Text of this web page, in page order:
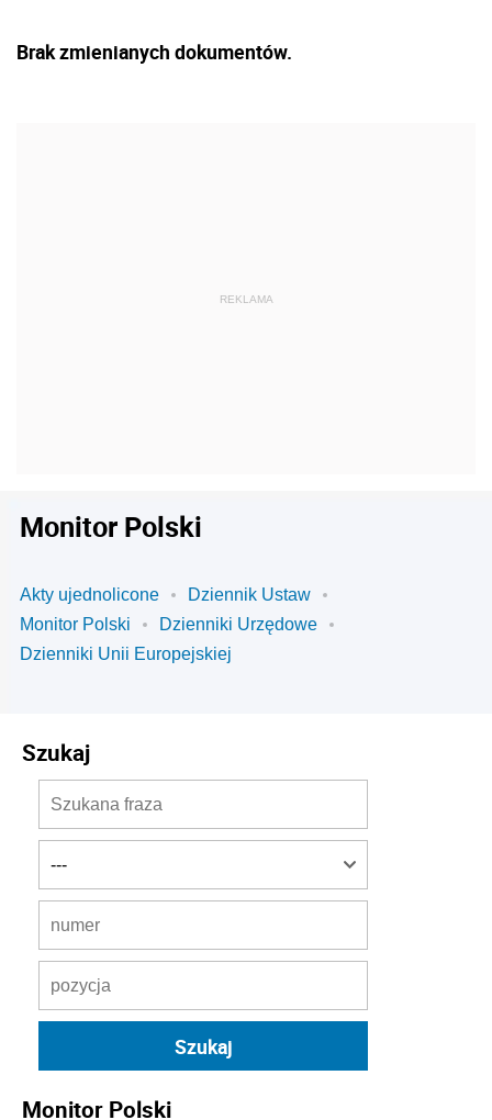
Brak zmienianych dokumentów.
Monitor Polski
Akty ujednolicone
Dziennik Ustaw
Monitor Polski
Dzienniki Urzędowe
Dzienniki Unii Europejskiej
Szukaj
Monitor Polski